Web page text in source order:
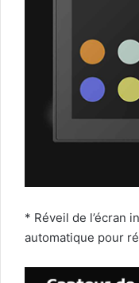
* Réveil de l’écran
automatique pour